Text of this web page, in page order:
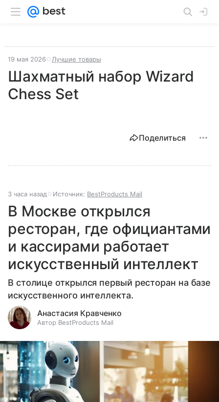
19 мая 2026 Лучшие товары
Шахматный набор Wizard
Chess Set
Поделиться
3 часа назад Источник: BestProducts Mail
В Москве открылся
ресторан, где официантами
и кассирами работает
искусственный интеллект
В столице открылся первый ресторан на базе
искусственного интеллекта.
Анастасия Кравченко
Автор BestProducts Mail